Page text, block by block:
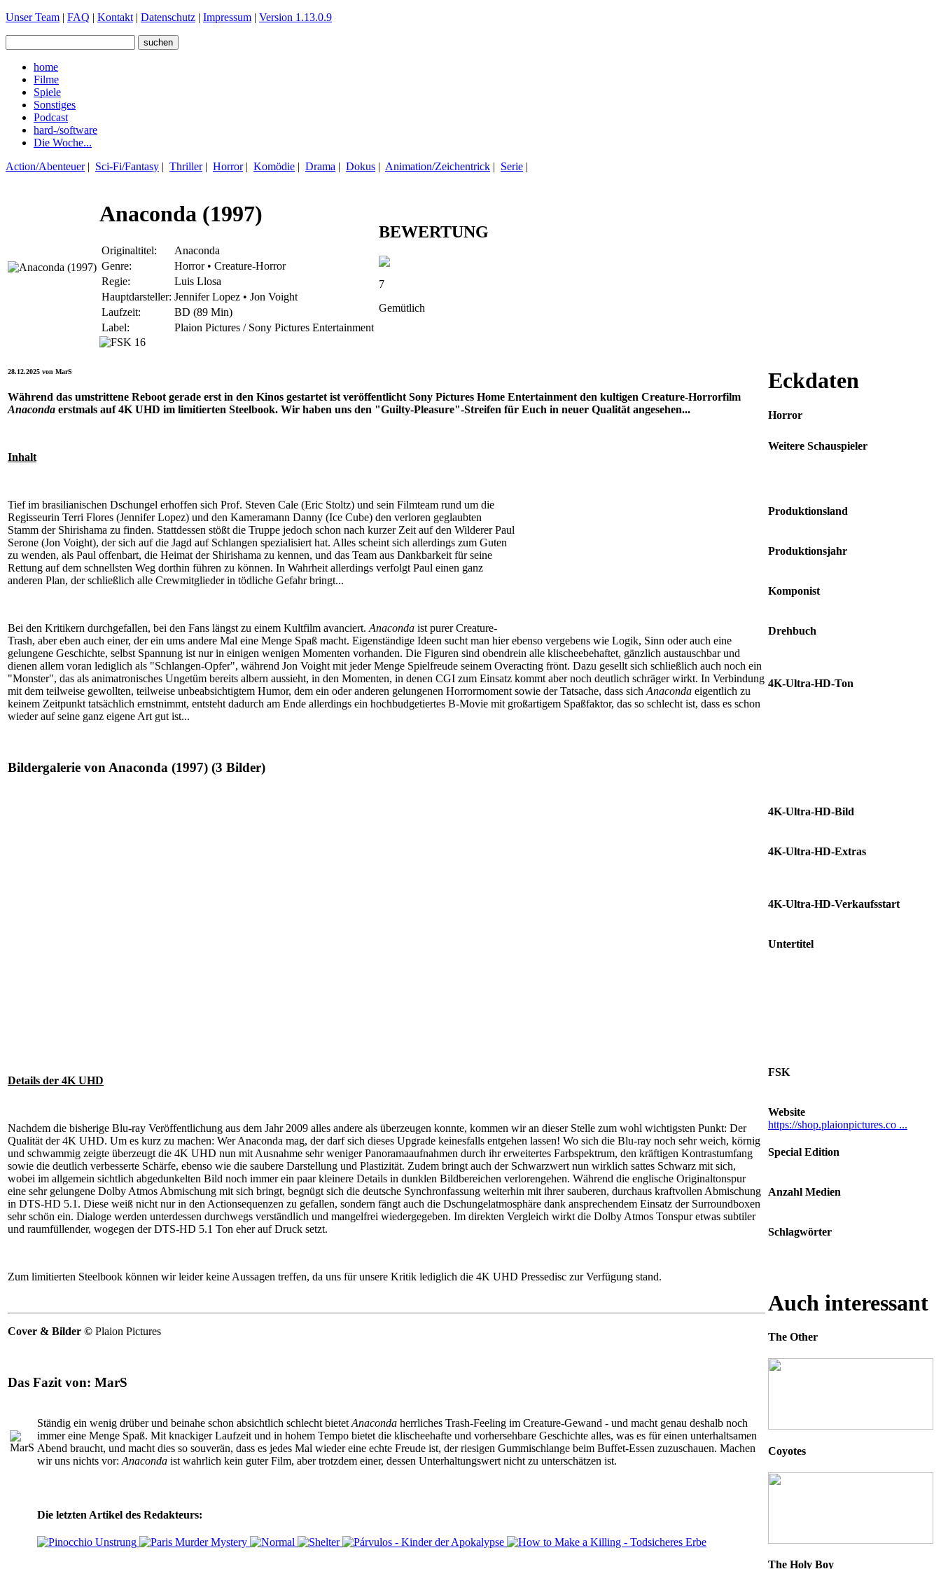
Unser Team | FAQ | Kontakt | Datenschutz | Impressum | Version 1.13.0.9
home
Filme
Spiele
Sonstiges
Podcast
hard-/software
Die Woche...
Action/Abenteuer| Sci-Fi/Fantasy | Thriller| Horror| Komödie | Drama | Dokus | Animation/Zeichentrick | Serie |
Anaconda (1997)
Originaltitel:
Anaconda
Genre:
Horror • Creature-Horror
Regie:
Luis Llosa
Hauptdarsteller: Jennifer Lopez • Jon Voight
Laufzeit:
BD (89 Min)
Label:
Plaion Pictures / Sony Pictures Entertainment
BEWERTUNG
7
Gemütlich
28.12.2025 von MarS
Während das umstrittene Reboot gerade erst in den Kinos gestartet ist veröffentlicht Sony Pictures Home Entertainment den kultigen Creature-Horrorfilm
Anaconda erstmals auf 4K UHD im limitierten Steelbook. Wir haben uns den "Guilty-Pleasure"-Streifen für Euch in neuer Qualität angesehen...
Inhalt
Tief im brasilianischen Dschungel erhoffen sich Prof. Steven Cale (Eric Stoltz) und sein Filmteam rund um die
Regisseurin Terri Flores (Jennifer Lopez) und den Kameramann Danny (Ice Cube) den verloren geglaubten
Stamm der Shirishama zu finden. Stattdessen stößt die Truppe jedoch schon nach kurzer Zeit auf den Wilderer Paul
Serone (Jon Voight), der sich auf die Jagd auf Schlangen spezialisiert hat. Alles scheint sich allerdings zum Guten
zu wenden, als Paul offenbart, die Heimat der Shirishama zu kennen, und das Team aus Dankbarkeit für seine
Rettung auf dem schnellsten Weg dorthin führen zu können. In Wahrheit allerdings verfolgt Paul einen ganz
anderen Plan, der schließlich alle Crewmitglieder in tödliche Gefahr bringt...
Bei den Kritikern durchgefallen, bei den Fans längst zu einem Kultfilm avanciert. Anaconda ist purer Creature-
Trash, aber eben auch einer, der ein ums andere Mal eine Menge Spaß macht. Eigenständige Ideen sucht man hier ebenso vergebens wie Logik, Sinn oder auch eine
gelungene Geschichte, selbst Spannung ist nur in einigen wenigen Momenten vorhanden. Die Figuren sind obendrein alle klischeebehaftet, gänzlich austauschbar und
dienen allem voran lediglich als "Schlangen-Opfer", während Jon Voight mit jeder Menge Spielfreude seinem Overacting frönt. Dazu gesellt sich schließlich auch noch ein
"Monster", das als animatronisches Ungetüm bereits albern aussieht, in den Momenten, in denen CGI zum Einsatz kommt aber noch deutlich schräger wirkt. In Verbindung
mit dem teilweise gewollten, teilweise unbeabsichtigtem Humor, dem ein oder anderen gelungenen Horrormoment sowie der Tatsache, dass sich Anaconda eigentlich zu
keinem Zeitpunkt tatsächlich ernstnimmt, entsteht dadurch am Ende allerdings ein hochbudgetiertes B-Movie mit großartigem Spaßfaktor, das so schlecht ist, dass es schon
wieder auf seine ganz eigene Art gut ist...
Bildergalerie von Anaconda (1997) (3 Bilder)
Details der 4K UHD
Nachdem die bisherige Blu-ray Veröffentlichung aus dem Jahr 2009 alles andere als überzeugen konnte, kommen wir an dieser Stelle zum wohl wichtigsten Punkt: Der
Qualität der 4K UHD. Um es kurz zu machen: Wer Anaconda mag, der darf sich dieses Upgrade keinesfalls entgehen lassen! Wo sich die Blu-ray noch sehr weich, körnig
und schwammig zeigte überzeugt die 4K UHD nun mit Ausnahme sehr weniger Panoramaaufnahmen durch ihr erweitertes Farbspektrum, den kräftigen Kontrastumfang
sowie die deutlich verbesserte Schärfe, ebenso wie die saubere Darstellung und Plastizität. Zudem bringt auch der Schwarzwert nun wirklich sattes Schwarz mit sich,
wobei im allgemein sichtlich abgedunkelten Bild noch immer ein paar kleinere Details in dunklen Bildbereichen verlorengehen. Während die englische Originaltonspur
eine sehr gelungene Dolby Atmos Abmischung mit sich bringt, begnügt sich die deutsche Synchronfassung weiterhin mit ihrer sauberen, durchaus kraftvollen Abmischung
in DTS-HD 5.1. Diese weiß nicht nur in den Actionsequenzen zu gefallen, sondern fängt auch die Dschungelatmosphäre dank ansprechendem Einsatz der Surroundboxen
sehr schön ein. Dialoge werden unterdessen durchwegs verständlich und mangelfrei wiedergegeben. Im direkten Vergleich wirkt die Dolby Atmos Tonspur etwas subtiler
und raumfüllender, wogegen der DTS-HD 5.1 Ton eher auf Druck setzt.
Zum limitierten Steelbook können wir leider keine Aussagen treffen, da uns für unsere Kritik lediglich die 4K UHD Pressedisc zur Verfügung stand.
Cover & Bilder © Plaion Pictures
Das Fazit von: MarS
Ständig ein wenig drüber und beinahe schon absichtlich schlecht bietet Anaconda herrliches Trash-Feeling im Creature-Gewand - und macht genau deshalb noch
immer eine Menge Spaß. Mit knackiger Laufzeit und in hohem Tempo bietet die klischeehafte und vorhersehbare Geschichte alles, was es für einen unterhaltsamen
Abend braucht, und macht dies so souverän, dass es jedes Mal wieder eine echte Freude ist, der riesigen Gummischlange beim Buffet-Essen zuzuschauen. Machen
wir uns nichts vor: Anaconda ist wahrlich kein guter Film, aber trotzdem einer, dessen Unterhaltungswert nicht zu unterschätzen ist.
Die letzten Artikel des Redakteurs:
Eckdaten
Horror
Weitere Schauspieler
Produktionsland
Produktionsjahr
Komponist
Drehbuch
4K-Ultra-HD-Ton
4K-Ultra-HD-Bild
4K-Ultra-HD-Extras
4K-Ultra-HD-Verkaufsstart
Untertitel
FSK
Website
https://shop.plaionpictures.co ...
Special Edition
Anzahl Medien
Schlagwörter
Auch interessant
The Other
Coyotes
The Holy Boy